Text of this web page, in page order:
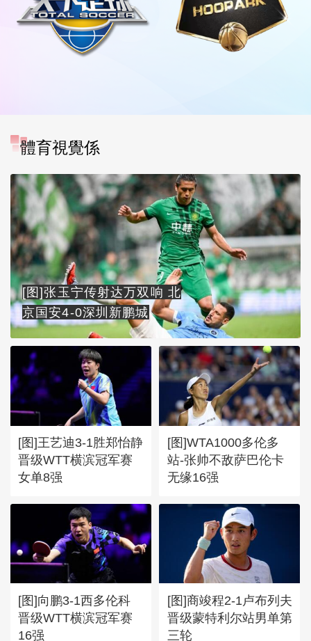
體育視覺係
[图]张玉宁传射达万双响 北
京国安4-0深圳新鹏城
[图]王艺迪3-1胜郑怡静
晋级WTT横滨冠军赛
女单8强
[图]WTA1000多伦多
站-张帅不敌萨巴伦卡
无缘16强
[图]向鹏3-1西多伦科
晋级WTT横滨冠军赛
16强
[图]商竣程2-1卢布列夫
晋级蒙特利尔站男单第
三轮